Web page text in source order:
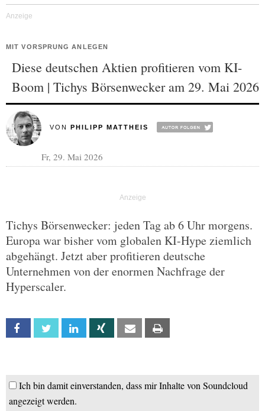
MIT VORSPRUNG ANLEGEN
Diese deutschen Aktien profitieren vom KI-
Boom | Tichys Börsenwecker am 29. Mai 2026
VON PHILIPP MATTHEIS
Fr, 29. Mai 2026
Tichys Börsenwecker: jeden Tag ab 6 Uhr morgens.
Europa war bisher vom globalen KI-Hype ziemlich
abgehängt. Jetzt aber profitieren deutsche
Unternehmen von der enormen Nachfrage der
Hyperscaler.
Facebook Twitter Linkedin Xing Email
Ich bin damit einverstanden, dass mir Inhalte von Soundcloud
angezeigt werden.